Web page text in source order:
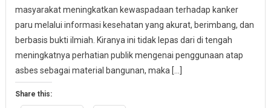
masyarakat meningkatkan kewaspadaan terhadap kanker
paru melalui informasi kesehatan yang akurat, berimbang, dan
berbasis bukti ilmiah. Kiranya ini tidak lepas dari di tengah
meningkatnya perhatian publik mengenai penggunaan atap
asbes sebagai material bangunan, maka […]
Share this: